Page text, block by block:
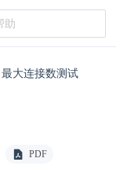
最大连接数测试
PDF